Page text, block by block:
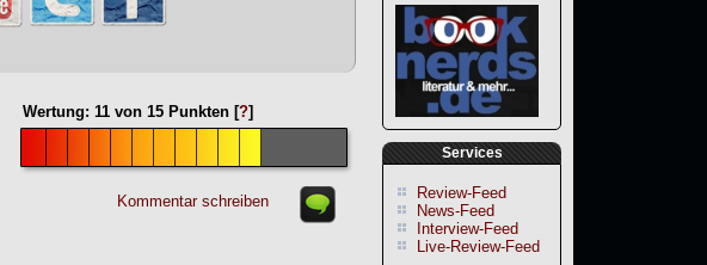
Services
Review-Feed
News-Feed
Interview-Feed
Live-Review-Feed
Wertung: 11 von 15 Punkten [?]
Kommentar schreiben